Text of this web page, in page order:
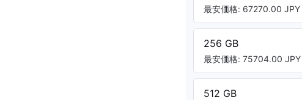
最安価格: 67270.00 JPY
256 GB
最安価格: 75704.00 JPY
512 GB